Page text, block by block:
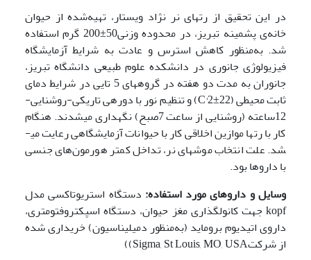
در این تحقیق از رت­های نر نژاد ویستار، تهیه‌شده از حیوان
خانه‌ی پشمینه تبریز، در محدوده وزنی­50±200 گرم استفاده
شد. به‌منظور کاهش استرس و عادت به شرایط آزمایشگاه
فیزیولوژی جانوری در دانشکده علوم طبیعی دانشگاه تبریز،
جانوران به مدت دو هفته در گروههای 5‎ تایی در شرایط دمای
ثابت محیطی (C°2±22) و تنظیم نور با دوره­ی تاریکی­-روشنایی­
12ساعته (روشنایی از ساعت­ 7­صبح) نگهداری می­شدند. هنگام
کار با رت­ها موازین اخلاقی کار با حیوانات آزمایشگاهی رعایت می­
شد. علت انتخاب موش­های نر، تداخل کمتر هورمون‌های جنسی
با داروها بود.
وسایل و داروهای مورد استفاده: دستگاه استریوتاکسی مدل
kopf جهت کانول­گذاری مغز حیوان، دستگاه اسپکتروفتومتری،
داروی اتیدیوم بروماید (به‌منظور دمیلیناسیون) خریداری شده
از شرکتSigma, St Louis, MO, USA))